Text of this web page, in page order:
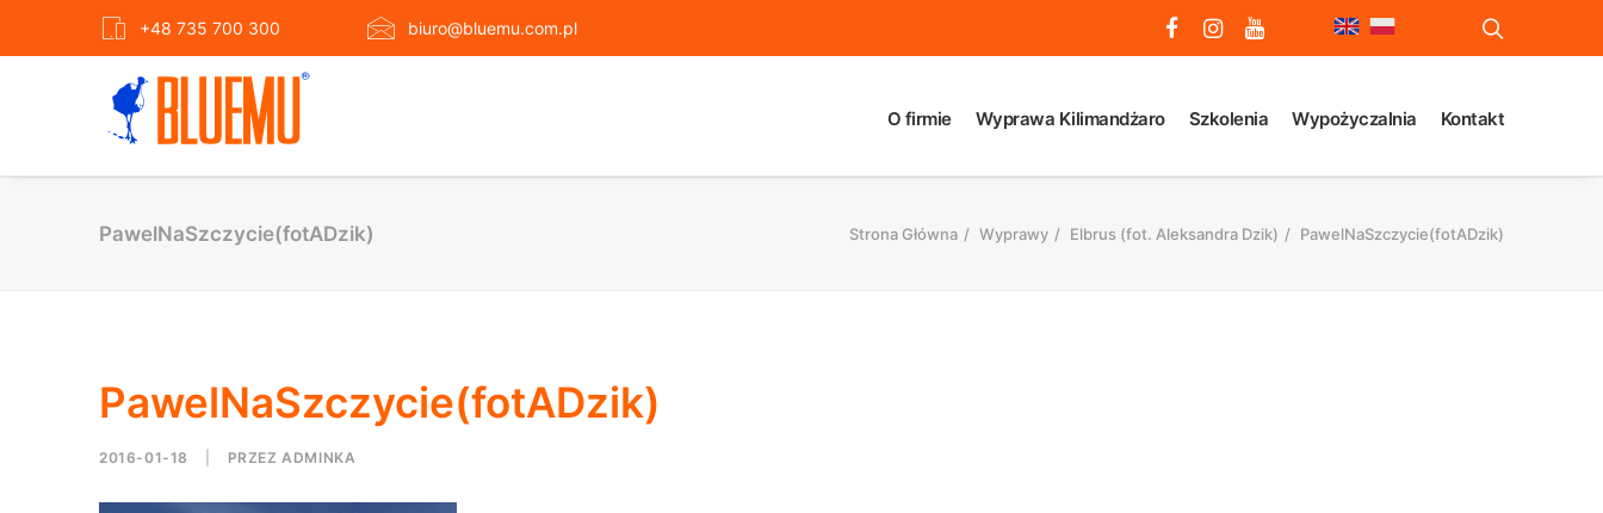
+48 735 700 300 biuro@bluemu.com.pl
O firmie Wyprawa Kilimandżaro Szkolenia Wypożyczalnia Kontakt
PawelNaSzczycie(fotADzik) Strona Główna Wyprawy Elbrus (fot. Aleksandra Dzik) PawelNaSzczycie(fotADzik)
PawelNaSzczycie(fotADzik)
2016-01-18 PRZEZADMINKA